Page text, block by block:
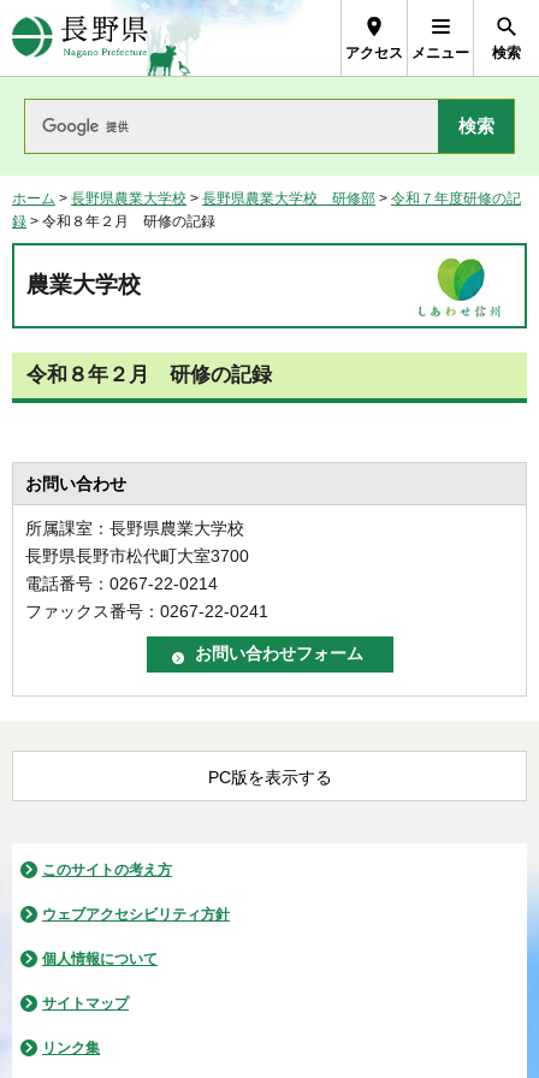
長野県Nagano Prefecture
アクセス メニュー 検索
ホーム > 長野県農業大学校 > 長野県農業大学校 研修部 > 令和７年度研修の記
録 > 令和８年２月 研修の記録
農業大学校
令和８年２月 研修の記録
お問い合わせ
所属課室：長野県農業大学校
長野県長野市松代町大室3700
電話番号：0267-22-0214
ファックス番号：0267-22-0241
PC版を表示する
このサイトの考え方
ウェブアクセシビリティ方針
個人情報について
サイトマップ
リンク集